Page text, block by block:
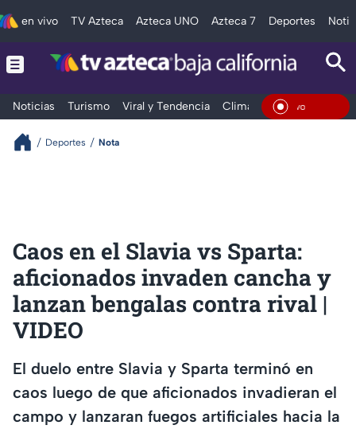
en vivo TV Azteca Azteca UNO Azteca 7 Deportes
Noticias Turismo Viral y Tendencia Clima Deportes En Vivo
Deportes Nota
Caos en el Slavia vs Sparta:
aficionados invaden cancha y
lanzan bengalas contra rival |
VIDEO
El duelo entre Slavia y Sparta terminó en
caos luego de que aficionados invadieran el
campo y lanzaran fuegos artificiales hacia la